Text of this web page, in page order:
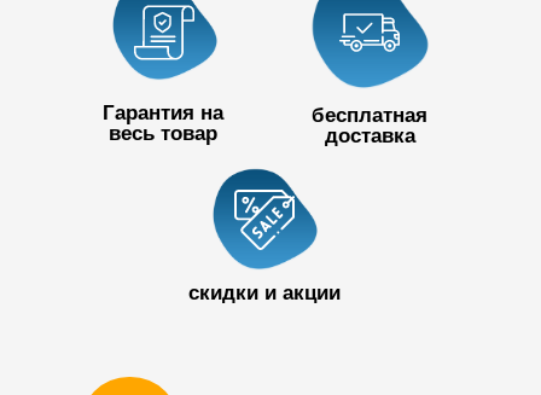
Гарантия на
весь товар
бесплатная
доставка
скидки и акции
+7 727 390
50 32